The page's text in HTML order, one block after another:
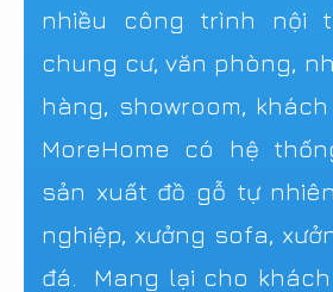
nhiều công trình nội
chung cư, văn phòng,
hàng, showroom,
MoreHome có hệ
sản xuất đồ gỗ tự
nghiệp, xưởng sofa,
đá. Mang lại cho